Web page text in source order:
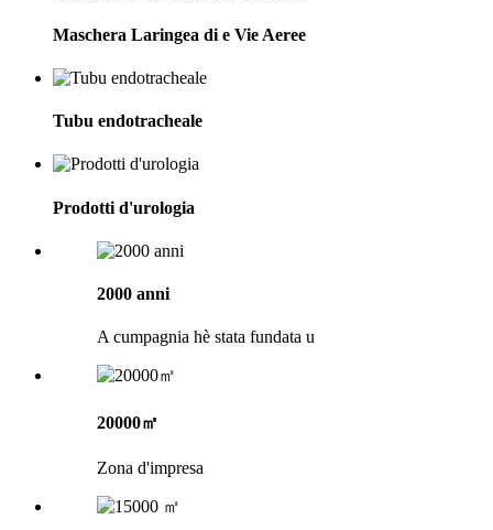
Maschera Laringea di e Vie Aeree
Tubu endotracheale
Prodotti d'urologia
2000 anni
A cumpagnia hè stata fundata u
20000㎡
Zona d'impresa